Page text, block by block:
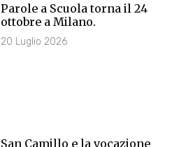
Parole a Scuola torna il 24
ottobre a Milano.
20 Luglio 2026
San Camillo e la vocazione